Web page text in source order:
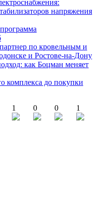
напряжения
по кровельным и
и Ростове-на-Дону
как Боцман меняет
комплекса до покупки
1 0 0 1